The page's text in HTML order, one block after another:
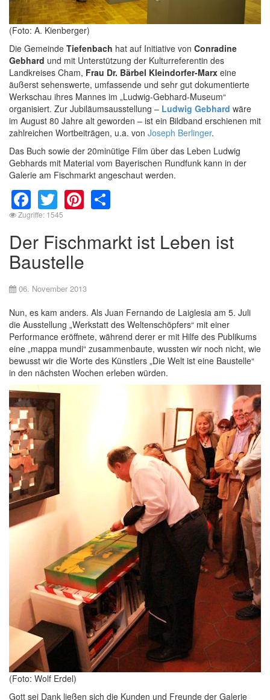
(Foto: A. Kienberger)
Die Gemeinde Tiefenbach hat auf Initiative von Conradine
Gebhard und mit Unterstützung der Kulturreferentin des
Landkreises Cham, Frau Dr. Bärbel Kleindorfer-Marx eine
äußerst sehenswerte, umfassende und sehr gut dokumentierte
Werkschau ihres Mannes im „Ludwig-Gebhard-Museum“
organisiert. Zur Jubiläumsausstellung – Ludwig Gebhard wäre
im August 80 Jahre alt geworden – ist ein Bildband erschienen mit
zahlreichen Wortbeiträgen, u.a. von Joseph Berlinger.
Das Buch sowie der 20minütige Film über das Leben Ludwig
Gebhards mit Material vom Bayerischen Rundfunk kann in der
Galerie am Fischmarkt angeschaut werden.
Facebook
TwitterPinterest
Zugriffe: 1545
Der Fischmarkt ist Leben ist
Baustelle
06. November 2013
Nun, es kam anders. Als Juan Fernando de Laiglesia am 5. Juli
die Ausstellung „Werkstatt des Weltenschöpfers“ mit einer
Performance eröffnete, während derer er mit Hilfe des Publikums
eine „mappa mundi“ zusammenbaute, wussten wir noch nicht, wie
bewusst wir die Worte des Künstlers „Die Welt ist eine Baustelle“
in den nächsten Wochen erleben würden.
(Foto: Wolf Erdel)
Gott sei Dank ließen sich die Kunden und Freunde der Galerie